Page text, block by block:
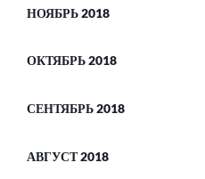
НОЯБРЬ 2018
ОКТЯБРЬ 2018
СЕНТЯБРЬ 2018
АВГУСТ 2018